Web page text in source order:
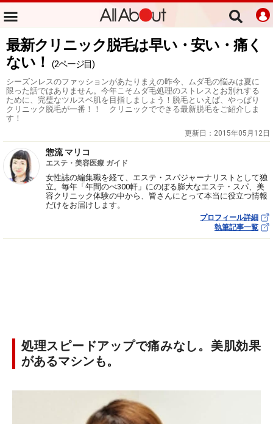
最新クリニック脱毛は早い・安い・痛く
ない！
(2ページ目)
シーズンレスのファッションがあたりまえの昨今、ムダ毛の悩みは夏に
限った話ではありません。今年こそムダ毛処理のストレスとお別れする
ために、完璧なツルスベ肌を目指しましょう！脱毛といえば、やっぱり
クリニック脱毛が一番！！ クリニックでできる最新脱毛をご紹介しま
す！
更新日： 2015年05月12日
惣流 マリコ
エステ・美容医療 ガイド
女性誌の編集職を経て、エステ・スパジャーナリストとして独
立。毎年「年間のべ300軒」にのぼる膨大なエステ・スパ、美
容クリニック体験の中から、皆さんにとって本当に役立つ情報
だけをお届けします。
プロフィール詳細
執筆記事一覧
処理スピードアップで痛みなし。美肌効果
があるマシンも。